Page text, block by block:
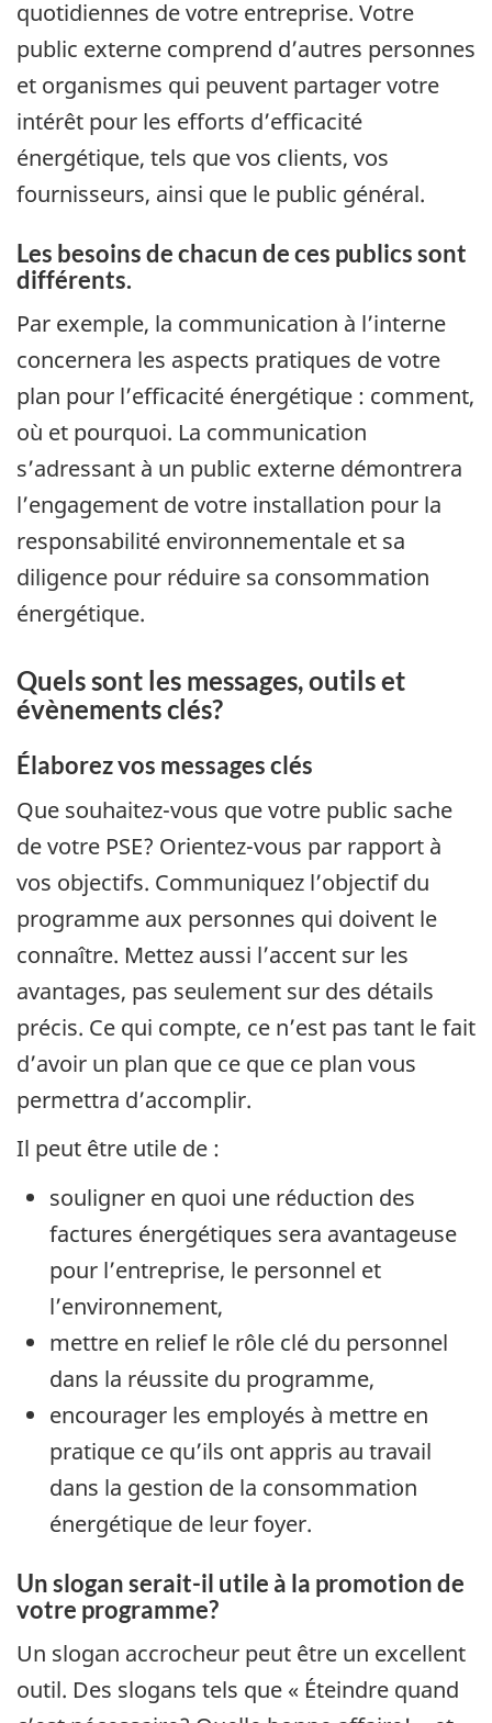
quotidiennes de votre entreprise. Votre
public externe comprend d’autres personnes
et organismes qui peuvent partager votre
intérêt pour les efforts d’efficacité
énergétique, tels que vos clients, vos
fournisseurs, ainsi que le public général.
Les besoins de chacun de ces publics sont
différents.
Par exemple, la communication à l’interne
concernera les aspects pratiques de votre
plan pour l’efficacité énergétique : comment,
où et pourquoi. La communication
s’adressant à un public externe démontrera
l’engagement de votre installation pour la
responsabilité environnementale et sa
diligence pour réduire sa consommation
énergétique.
Quels sont les messages, outils et
évènements clés?
Élaborez vos messages clés
Que souhaitez-vous que votre public sache
de votre PSE? Orientez-vous par rapport à
vos objectifs. Communiquez l’objectif du
programme aux personnes qui doivent le
connaître. Mettez aussi l’accent sur les
avantages, pas seulement sur des détails
précis. Ce qui compte, ce n’est pas tant le fait
d’avoir un plan que ce que ce plan vous
permettra d’accomplir.
Il peut être utile de :
souligner en quoi une réduction des
factures énergétiques sera avantageuse
pour l’entreprise, le personnel et
l’environnement,
mettre en relief le rôle clé du personnel
dans la réussite du programme,
encourager les employés à mettre en
pratique ce qu’ils ont appris au travail
dans la gestion de la consommation
énergétique de leur foyer.
Un slogan serait-il utile à la promotion de
votre programme?
Un slogan accrocheur peut être un excellent
outil. Des slogans tels que « Éteindre quand